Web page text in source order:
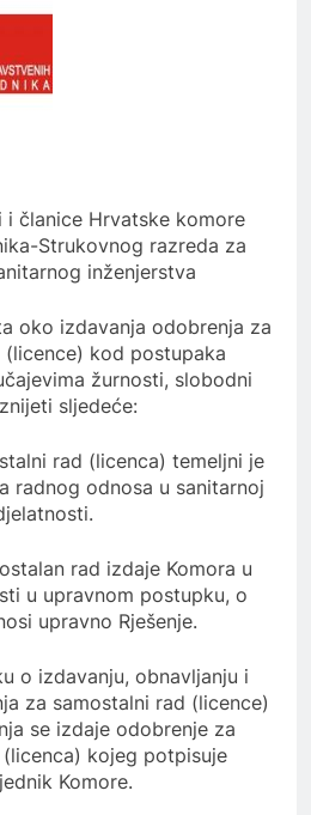
i članice Hrvatske komore
Strukovnog razreda za
inženjerstva
oko izdavanja odobrenja za
(licence) kod postupaka
žurnosti, slobodni
sljedeće:
rad (licenca) temeljni je
radnog odnosa u sanitarnoj
rad izdaje Komora u
u upravnom postupku, o
upravno Rješenje.
o izdavanju, obnavljanju i
za samostalni rad (licence)
se izdaje odobrenje za
kojeg potpisuje
Komore.